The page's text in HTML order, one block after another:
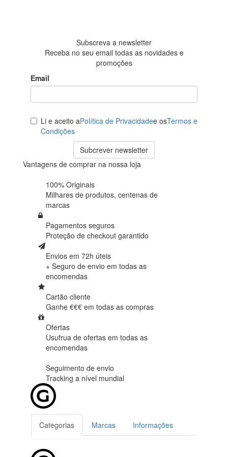
Subscreva a newsletter
Receba no seu email todas as novidades e
promoções
Email
Li e aceito aPolítica de Privacidadee osTermos e
Condições
Subcrever newsletter
Vantagens de comprar na nossa loja
100% Originais
Milhares de produtos, centenas de
marcas
Pagamentos seguros
Proteção de checkout garantido
Envios em 72h úteis
+ Seguro de envio em todas as
encomendas
Cartão cliente
Ganhe €€€ em todas as compras
Ofertas
Usufrua de ofertas em todas as
encomendas
Seguimento de envio
Tracking a nível mundial
Categorias Marcas Informações